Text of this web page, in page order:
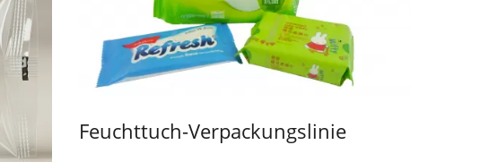
Feuchttuch-Verpackungslinie